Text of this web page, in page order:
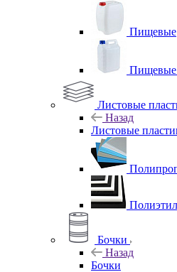
Пищевые
Пищевые
Листовые
Назад
Листовые
Бочки
Назад
Бочки